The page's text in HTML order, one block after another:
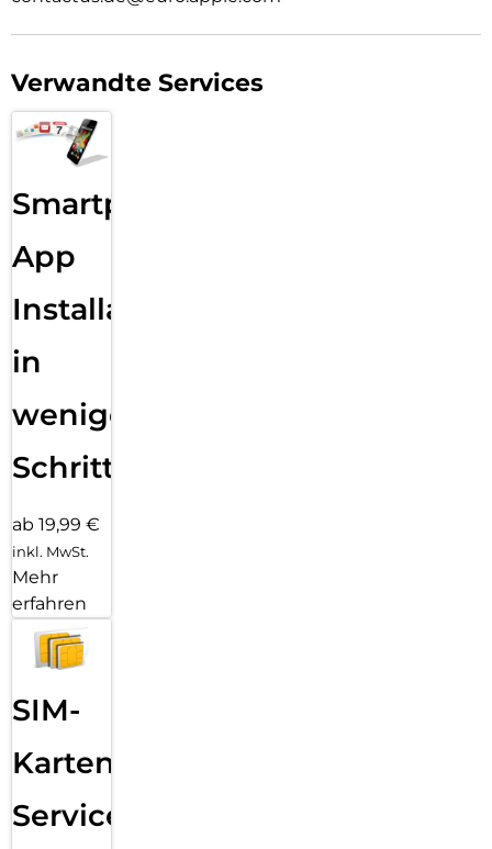
Verwandte Services
Smartphone
App
Installation
in
wenigen
Schritten
ab 19,99 €
inkl. MwSt.
Mehr
erfahren
SIM-
Karten
Service: